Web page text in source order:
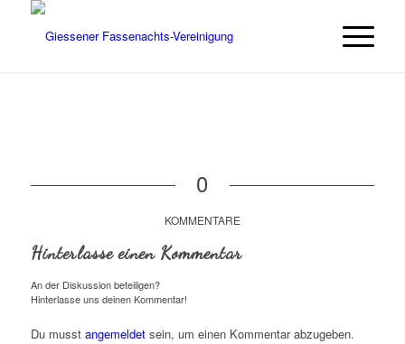
0
KOMMENTARE
Hinterlasse einen Kommentar
An der Diskussion beteiligen?
Hinterlasse uns deinen Kommentar!
Du musst angemeldetsein, um einen Kommentar abzugeben.